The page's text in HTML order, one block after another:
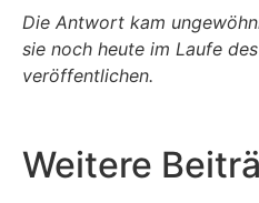
Die Antwort kam
sie noch heute im Laufe
veröffentlichen.
Weitere